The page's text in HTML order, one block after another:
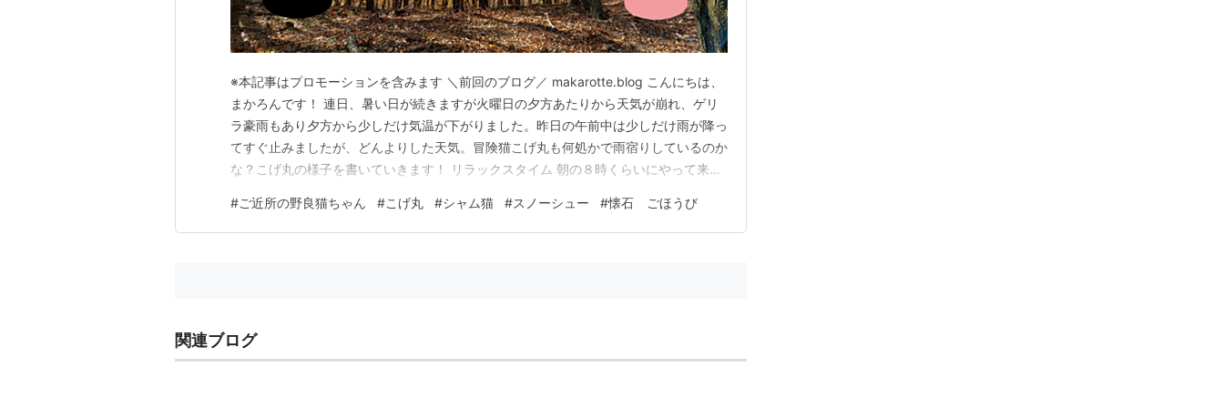
※本記事はプロモーションを含みます ＼前回のブログ／ makarotte.blog こんにちは、
まかろんです！ 連日、暑い日が続きますが火曜日の夕方あたりから天気が崩れ、ゲリ
ラ豪雨もあり夕方から少しだけ気温が下がりました。昨日の午前中は少しだけ雨が降っ
てすぐ止みましたが、どんよりした天気。冒険猫こげ丸も何処かで雨宿りしているのか
な？こげ丸の様子を書いていきます！ リラックスタイム 朝の８時くらいにやって来
けるまで呼び出します。 朝ご飯を軽く食べ終わったあと、冷たいフローリングでくつ
ろいでるところ... 旦那が、こげ丸…
#ご近所の野良猫ちゃん #こげ丸 #シャム猫 #スノーシュー #懐石 ごほうび
関連ブログ